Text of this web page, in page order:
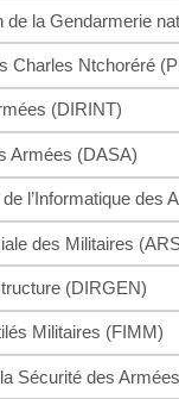
la Gendarmerie
Charles Ntchoréré
(DIRINT)
Armées (DASA)
l’Informatique des
des Militaires
(DIRGEN)
Militaires (FIMM)
Sécurité des